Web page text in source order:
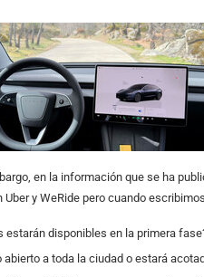
en la información que se ha
Uber y WeRide pero cuando
estarán disponibles en la primera
abierto a toda la ciudad o estará